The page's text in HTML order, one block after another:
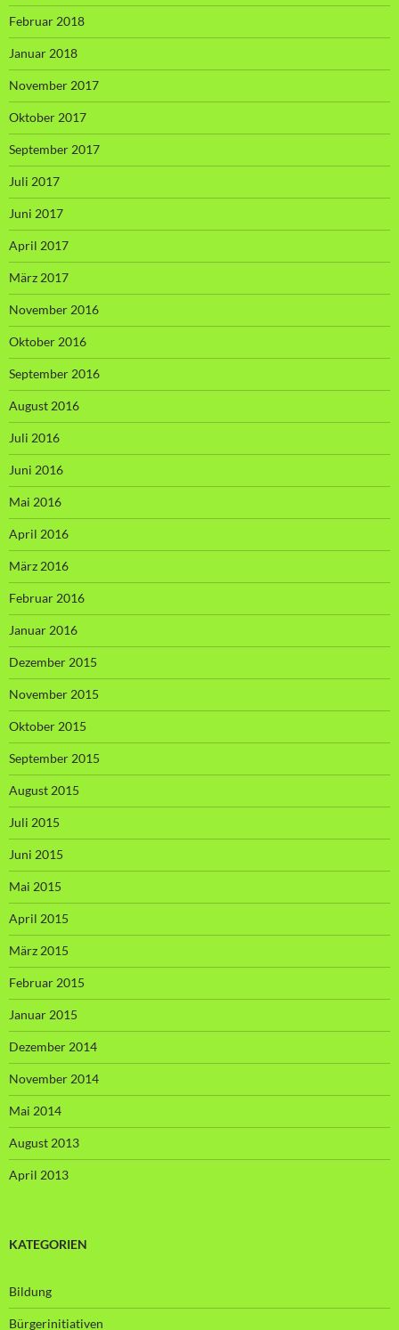
Februar 2018
Januar 2018
November 2017
Oktober 2017
September 2017
Juli 2017
Juni 2017
April 2017
März 2017
November 2016
Oktober 2016
September 2016
August 2016
Juli 2016
Juni 2016
Mai 2016
April 2016
März 2016
Februar 2016
Januar 2016
Dezember 2015
November 2015
Oktober 2015
September 2015
August 2015
Juli 2015
Juni 2015
Mai 2015
April 2015
März 2015
Februar 2015
Januar 2015
Dezember 2014
November 2014
Mai 2014
August 2013
April 2013
KATEGORIEN
Bildung
Bürgerinitiativen